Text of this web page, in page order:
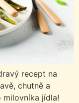
recept na
chutně a
jídla!